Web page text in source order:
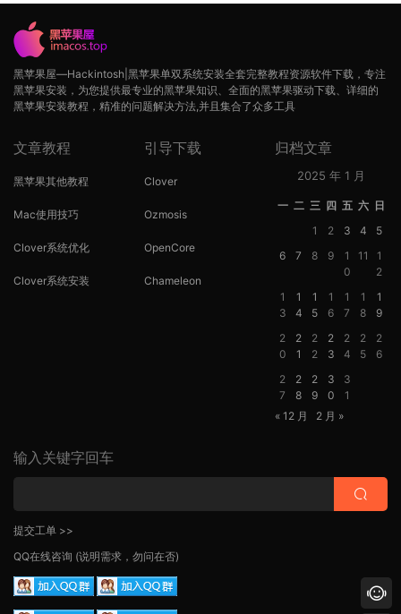
黑苹果屋—Hackintosh|黑苹果单双系统安装全套完整教程资源软件下载，专注
黑苹果安装，为您提供最专业的黑苹果知识、全面的黑苹果驱动下载、详细的
黑苹果安装教程，精准的问题解决方法,并且集合了众多工具
文章教程
黑苹果其他教程
Mac使用技巧
Clover系统优化
Clover系统安装
引导下载
Clover
Ozmosis
OpenCore
Chameleon
归档文章
2025 年 1 月
一 二 三 四 五 六 日
1
2 3 4
5
6
7 8 9
1
0
11
1
2
1
3
1
4
1
5
1
6
1
7
1
8
1
9
2
0
2
1
2
2
2
3
2
4
2
5
2
6
2
7
2
8
2
9
3
0
3
1
« 12 月
2 月 »
输入关键字回车
提交工单 >>
QQ在线咨询 (说明需求，勿问在否)